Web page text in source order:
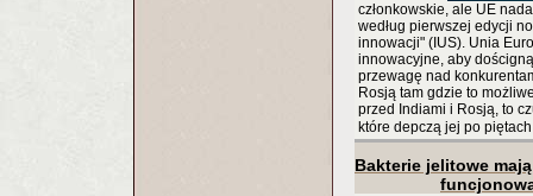
członkowskie, ale UE
według pierwszej edycji
innowacji" (IUS). Unia
innowacyjne, aby
przewagę nad
Rosją tam gdzie to
przed Indiami i Rosją, to
które depczą jej po
Bakterie jelitowe